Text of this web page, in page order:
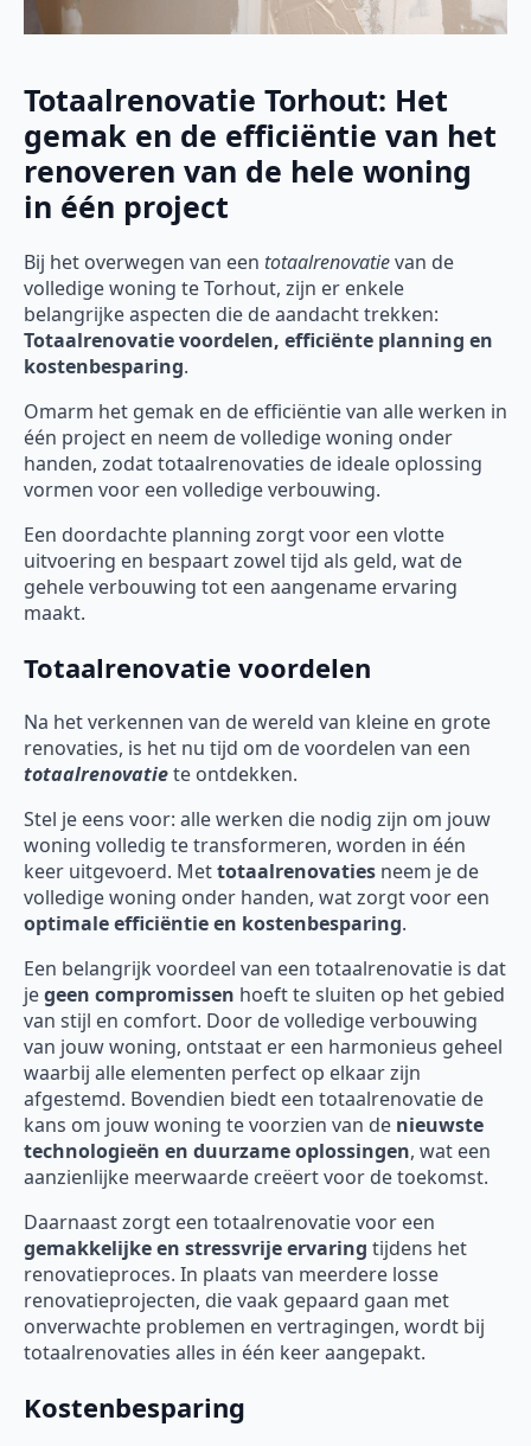
Totaalrenovatie Torhout: Het
gemak en de efficiëntie van het
renoveren van de hele woning
in één project
Bij het overwegen van een totaalrenovatievan de
volledige woning te Torhout, zijn er enkele
belangrijke aspecten die de aandacht trekken:
Totaalrenovatie voordelen, efficiënte planning en
kostenbesparing.
Omarm het gemak en de efficiëntie van alle werken in
één project en neem de volledige woning onder
handen, zodat totaalrenovaties de ideale oplossing
vormen voor een volledige verbouwing.
Een doordachte planning zorgt voor een vlotte
uitvoering en bespaart zowel tijd als geld, wat de
gehele verbouwing tot een aangename ervaring
maakt.
Totaalrenovatie voordelen
Na het verkennen van de wereld van kleine en grote
renovaties, is het nu tijd om de voordelen van een
totaalrenovatiete ontdekken.
Stel je eens voor: alle werken die nodig zijn om jouw
woning volledig te transformeren, worden in één
keer uitgevoerd. Mettotaalrenovaties neem je de
volledige woning onder handen, wat zorgt voor een
optimale efficiëntie en kostenbesparing.
Een belangrijk voordeel van een totaalrenovatie is dat
jegeen compromissen hoeft te sluiten op het gebied
van stijl en comfort. Door de volledige verbouwing
van jouw woning, ontstaat er een harmonieus geheel
waarbij alle elementen perfect op elkaar zijn
afgestemd. Bovendien biedt een totaalrenovatie de
kans om jouw woning te voorzien van de nieuwste
technologieën en duurzame oplossingen, wat een
aanzienlijke meerwaarde creëert voor de toekomst.
Daarnaast zorgt een totaalrenovatie voor een
gemakkelijke en stressvrije ervaring tijdens het
renovatieproces. In plaats van meerdere losse
renovatieprojecten, die vaak gepaard gaan met
onverwachte problemen en vertragingen, wordt bij
totaalrenovaties alles in één keer aangepakt.
Kostenbesparing